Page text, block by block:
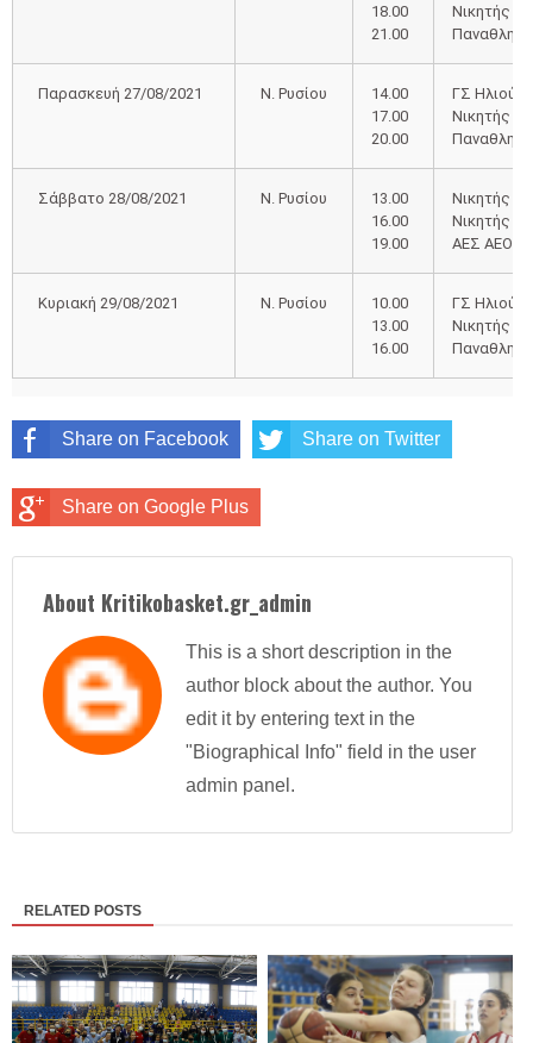
18.00
21.00
Νικητής
Παρασκευή 27/08/2021 Ν. Ρυσίου
14.00
17.00
20.00
ΓΣ
Νικητής Α’
Σάββατο 28/08/2021 Ν. Ρυσίου
13.00
16.00
19.00
Νικητής
Νικητής
ΑΕΣ ΑΕΟ
Κυριακή 29/08/2021 Ν. Ρυσίου
10.00
13.00
16.00
ΓΣ
Νικητής Β’
Share on Facebook Share on Twitter
Share on Google Plus
About Kritikobasket.gr_admin
This is a short description in the
author block about the author. You
edit it by entering text in the
"Biographical Info" field in the user
admin panel.
RELATED POSTS